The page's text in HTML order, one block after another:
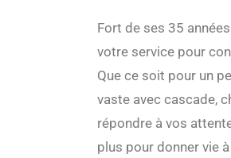
Fort de ses 35
votre service pour
Que ce soit pour un
vaste avec cascade,
répondre à vos
plus pour donner vie